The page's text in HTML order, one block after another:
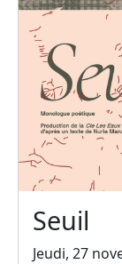
Seuil
Jeudi, 27